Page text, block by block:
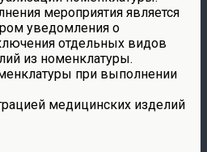
мероприятия является
уведомления о
отдельных видов
из номенклатуры.
при выполнении
медицинских изделий